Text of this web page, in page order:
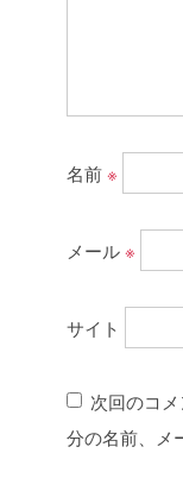
名前※
メール※
サイト
次回のコ
分の名前、メ